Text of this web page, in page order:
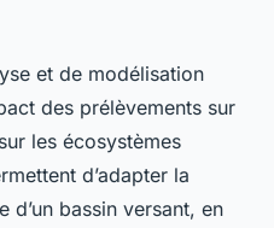
et de modélisation
des prélèvements sur
les écosystèmes
d’adapter la
d’un bassin versant, en